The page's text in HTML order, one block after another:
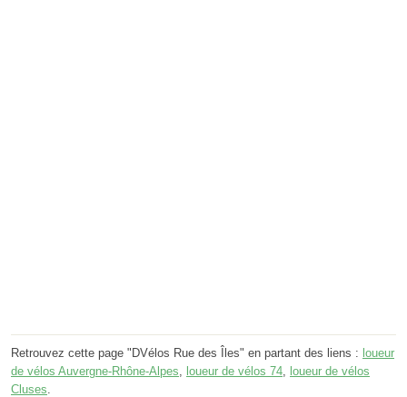
Retrouvez cette page "DVélos Rue des Îles" en partant des liens : loueur
de vélos Auvergne-Rhône-Alpes
loueur de vélos 74
loueur de vélos
Cluses